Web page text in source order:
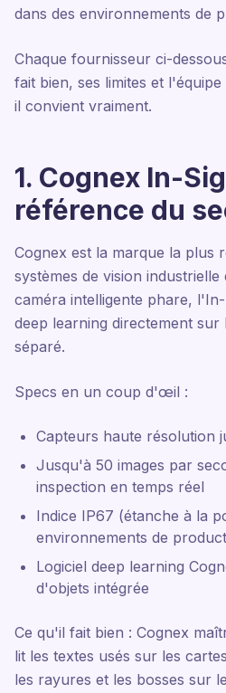
dans des environnements de
Chaque fournisseur ci-
fait bien, ses limites et
il convient vraiment.
1. Cognex In-
référence du
Cognex est la marque la plus
systèmes de vision
caméra intelligente phare,
deep learning directement sur
séparé.
Specs en un coup d'œil :
Capteurs haute résolution
Jusqu'à 50 images par
inspection en temps réel
Indice IP67 (étanche à la
environnements de
Logiciel deep learning
d'objets intégrée
Ce qu'il fait bien : Cognex
lit les textes usés sur les
les rayures et les bosses sur